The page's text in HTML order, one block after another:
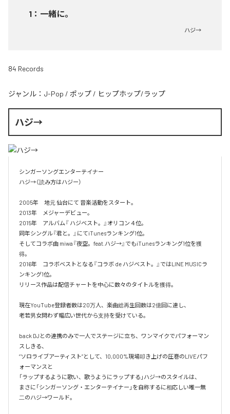
1 ： 一緒に。
ハジ→
84 Records
ジャンル： J-Pop / ポップ / ヒップホップ/ラップ
ハジ→
シンガーソングエンターテイナー
ハジ→（読み方はハジー）
2005年　地元 仙台にて 音楽活動をスタート。
2013年　メジャーデビュー。
2015年　アルバム『 ハジベスト。』オリコン４位。
同年シングル『君と。』にてiTunesランキング1位。
そしてコラボ曲 miwa『夜空。feat.ハジ→』でもiTunesランキング1位を獲
得。
2016年　コラボベストとなる『コラボ de ハジベスト。』ではLINE MUSICラ
ンキング1位。
リリース作品は配信チャートを中心に数々のタイトルを獲得。
現在YouTube登録者数は20万人、楽曲総再生回数は2億回に達し、
老若男女問わず幅広い世代から支持を受けている。
back DJとの連携のみで一人でステージに立ち、ワンマイクでパフォーマン
スしきる、
“ソロライブアーティスト”として、10,000%現場叩き上げの圧巻のLIVEパフ
ォーマンスと
「ラップするように歌い、歌うようにラップする」ハジ→のスタイルは、
まさに「シンガーソング・エンターテイナー」を自称するに相応しい唯一無
二のハジ→ワールド。